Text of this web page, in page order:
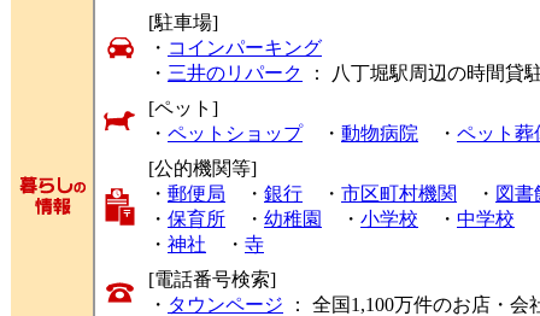
[駐車場]
・ コインパーキング
・ 三井のリパーク
： 八丁堀駅周辺の時間貸
[ペット]
・ ペットショップ・ 動物病院 ・ ペット葬
[公的機関等]
・ 郵便局 ・ 銀行 ・ 市区町村機関 ・ 図書
・ 保育所 ・ 幼稚園 ・ 小学校 ・ 中学校
・ 神社 ・ 寺
[電話番号検索]
・ タウンページ ： 全国1,100万件のお店・